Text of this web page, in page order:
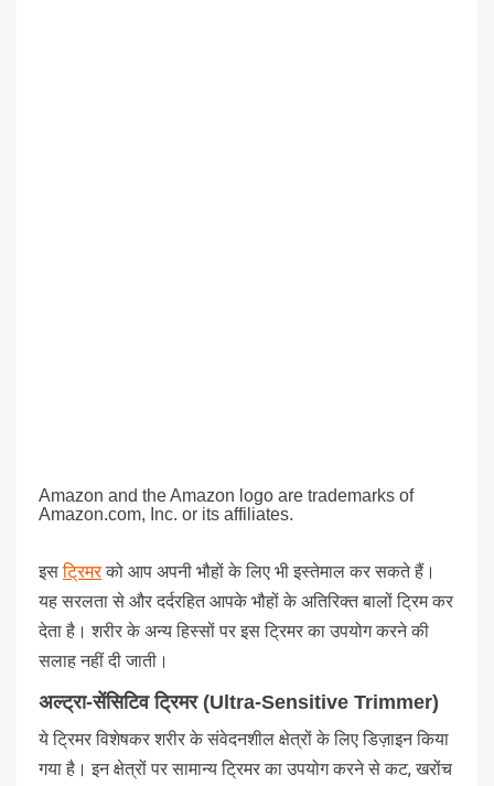
Amazon and the Amazon logo are trademarks of
Amazon.com, Inc. or its affiliates.
इसट्रिमरको आप अपनी भौहों के लिए भी इस्तेमाल कर सकते हैं।
यह सरलता से और दर्दरहित आपके भौहों के अतिरिक्त बालों ट्रिम कर
देता है। शरीर के अन्य हिस्सों पर इस ट्रिमर का उपयोग करने की
सलाह नहीं दी जाती।
अल्ट्रा-सेंसिटिव ट्रिमर (Ultra-Sensitive Trimmer)
ये ट्रिमर विशेषकर शरीर के संवेदनशील क्षेत्रों के लिए डिज़ाइन किया
गया है। इन क्षेत्रों पर सामान्य ट्रिमर का उपयोग करने से कट, खरोंच